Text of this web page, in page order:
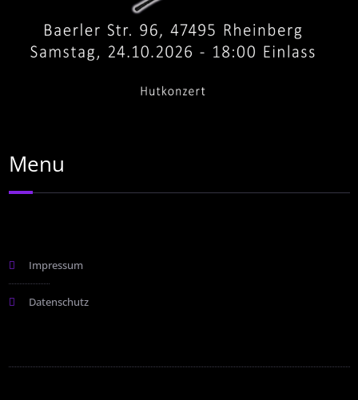
Menu
Impressum
Datenschutz